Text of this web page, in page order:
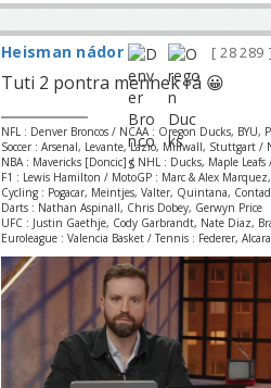
Heisman nádor 28 289
Tuti 2 pontra mennek rá 😀
NFL : Denver Broncos / NCAA : Oregon Ducks,
Soccer : Arsenal, Levante, Lazio, Millwall, Stuttgart /
NBA : Mavericks [Doncic] / NHL : Ducks, Maple Leafs
F1 : Lewis Hamilton / MotoGP : Marc & Alex
Cycling : Pogacar, Meintjes, Valter, Quintana,
Darts : Nathan Aspinall, Chris Dobey, Gerwyn Price
UFC : Justin Gaethje, Cody Garbrandt, Nate Diaz,
Euroleague : Valencia Basket / Tennis : Federer,